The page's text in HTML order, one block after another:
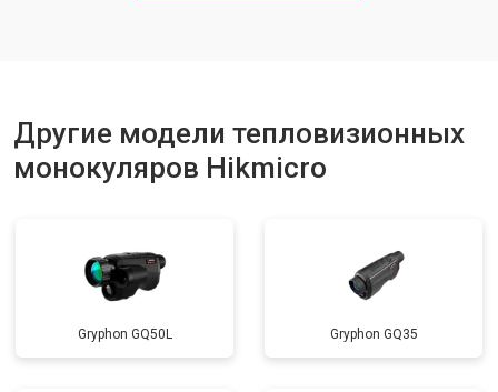
Другие модели тепловизионных
монокуляров Hikmicro
Gryphon GQ50L Gryphon GQ35